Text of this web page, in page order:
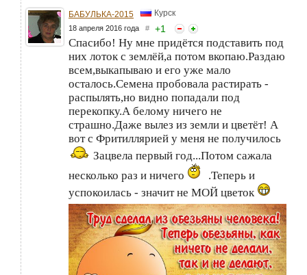
БАБУЛЬКА-2015 Курск
18 апреля 2016 года # +1
Спасибо! Ну мне придётся подставить под
них лоток с землёй,а потом вкопаю.Раздаю
всем,выкапываю и его уже мало
осталось.Семена пробовала растирать -
распылять,но видно попадали под
перекопку.А белому ничего не
страшно.Даже вылез из земли и цветёт! А
вот с Фритиллярией у меня не получилось
Зацвела первый год...Потом сажала
несколько раз и ничего
.Теперь и
успокоилась - значит не МОЙ цветок